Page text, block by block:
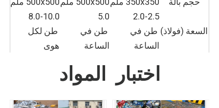
السعة (فولاذ)
2.0-2.5
طن في
الساعة
5.0
طن في
الساعة
8.0-10.0
طن لكل
هوى
اختبار المواد